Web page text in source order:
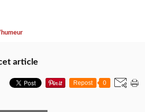
article
Repost 0